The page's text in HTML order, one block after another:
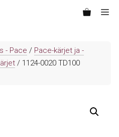
- Pace / Pace-kärjet ja -
/ 1124-0020 TD100